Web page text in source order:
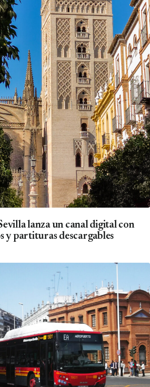
lanza un canal digital con
y partituras descargables